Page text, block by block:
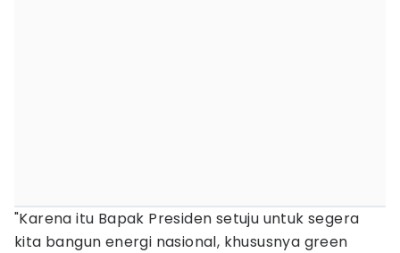
"Karena itu Bapak Presiden setuju untuk segera
kita bangun energi nasional, khususnya green